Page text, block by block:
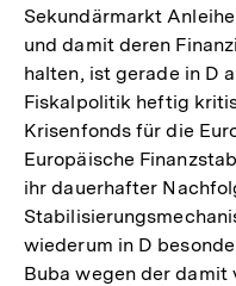
Sekundärmarkt
und damit deren
halten, ist gerade in D
Fiskalpolitik heftig
Krisenfonds für die
Europäische
ihr dauerhafter
wiederum in D
Buba wegen der damit